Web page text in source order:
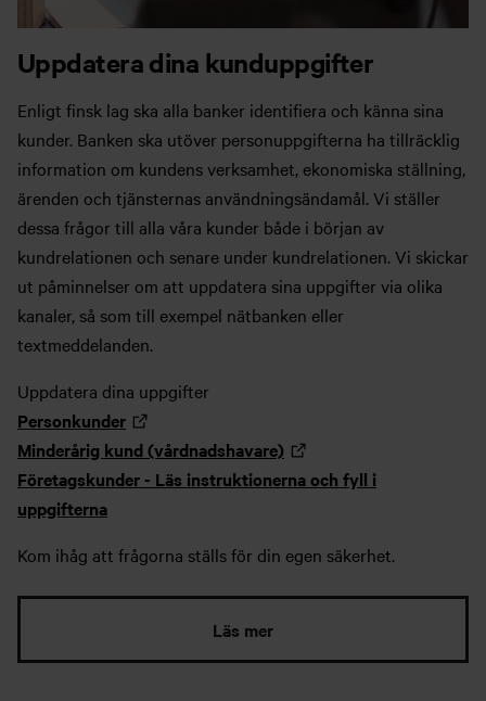
Uppdatera dina kunduppgifter
Enligt finsk lag ska alla banker identifiera och känna sina
kunder. Banken ska utöver personuppgifterna ha tillräcklig
information om kundens verksamhet, ekonomiska ställning,
ärenden och tjänsternas användningsändamål. Vi ställer
dessa frågor till alla våra kunder både i början av
kundrelationen och senare under kundrelationen. Vi skickar
ut påminnelser om att uppdatera sina uppgifter via olika
kanaler, så som till exempel nätbanken eller
textmeddelanden.
Uppdatera dina uppgifter
Personkunder
Minderårig kund (vårdnadshavare)
Företagskunder - Läs instruktionerna och fyll i
uppgifterna
Kom ihåg att frågorna ställs för din egen säkerhet.
Läs mer